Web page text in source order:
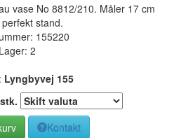
vase No 8812/210. Måler 17 cm
stand.
155220
Lager: 2
Lyngbyvej 155
Kontakt